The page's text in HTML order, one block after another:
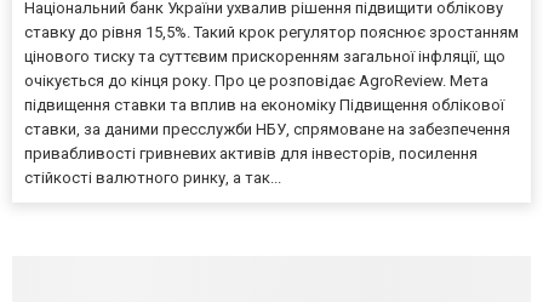
Національний банк України ухвалив рішення підвищити облікову
ставку до рівня 15,5%. Такий крок регулятор пояснює зростанням
цінового тиску та суттєвим прискоренням загальної інфляції, що
очікується до кінця року. Про це розповідає AgroReview. Мета
підвищення ставки та вплив на економіку Підвищення облікової
ставки, за даними пресслужби НБУ, спрямоване на забезпечення
привабливості гривневих активів для інвесторів, посилення
стійкості валютного ринку, а так...